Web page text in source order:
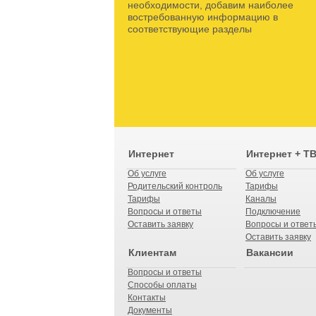
необходимости, добавим наиболее
востребованную информацию в
соответствующие разделы
Интернет
Об услуге
Родительский контроль
Тарифы
Вопросы и ответы
Оставить заявку
Интернет + ТВ
Об услуге
Тарифы
Каналы
Подключение
Вопросы и
Оставить заявку
Клиентам
Вопросы и ответы
Способы оплаты
Контакты
Документы
Вакансии